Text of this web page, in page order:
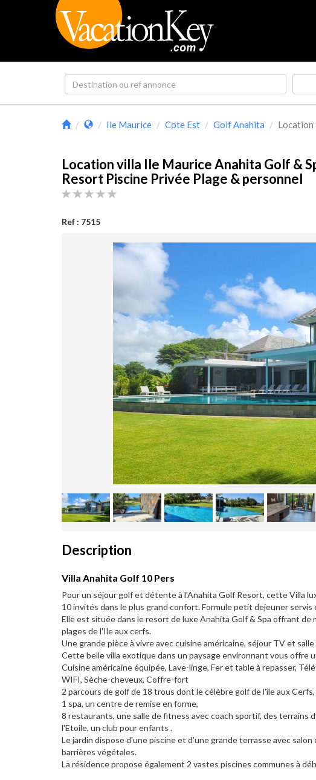
Ile Maurice Cote Est Golf Anahita Location
Location villa Ile Maurice Anahita Golf &
Resort Piscine Privée Plage & personnel
Ref : 7515
Description
Villa Anahita Golf 10 Pers
Pour un séjour golf et détente à l'Anahita Golf Resort, cette Villa
10 invités dans le plus grand confort. Formule petit dejeuner servis
Elle est située dans le resort de luxe Anahita Golf & Spa offrant
plages de l'Ile aux cerfs.
Une grande pièce à vivre avec cuisine américaine, séjour TV et
Cette belle villa exotique dans un paysage environnant vous offre
Cuisine américaine équipée, Lave-linge, Fer et table à repasser,
WIFI, Sèche-cheveux, Coffre-fort
2 parcours de golf de 18 trous dont le célèbre golf de l'île aux
1 spa, un centre de remise en forme,
8 restaurants, une salle de fitness avec coach sportif, des terrains
l'Etoile, un club pour enfants .
Le jardin dispose d'une piscine et d'une grande terrasse avec
barrières végétales.
La résidence propose également 2 vastes piscines communes à